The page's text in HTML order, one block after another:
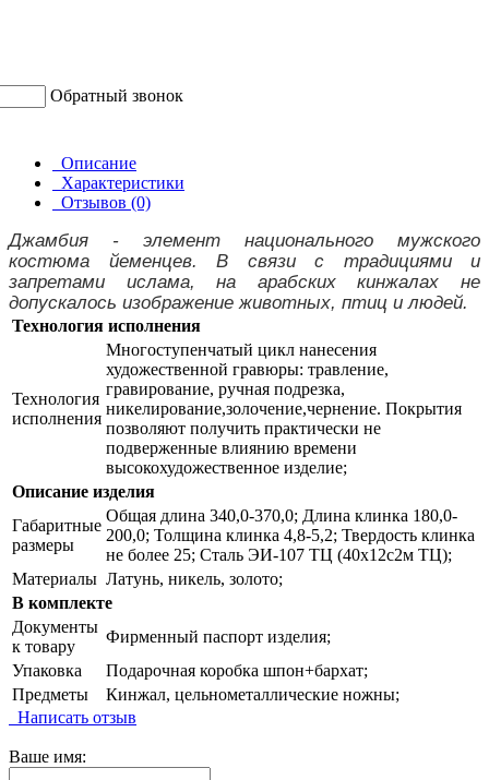
Обратный звонок
Описание
Характеристики
Отзывов (0)
Джамбия - элемент национального мужского
костюма йеменцев. В связи с традициями и
запретами ислама, на арабских кинжалах не
допускалось изображение животных, птиц и людей.
Технология исполнения
Технология
исполнения
Многоступенчатый цикл нанесения
художественной гравюры: травление,
гравирование, ручная подрезка,
никелирование,золочение,чернение. Покрытия
позволяют получить практически не
подверженные влиянию времени
высокохудожественное изделие;
Описание изделия
Габаритные
размеры
Общая длина 340,0-370,0; Длина клинка 180,0-
200,0; Толщина клинка 4,8-5,2; Твердость клинка
не более 25; Сталь ЭИ-107 ТЦ (40х12с2м ТЦ);
Материалы Латунь, никель, золото;
В комплекте
Документы
к товару
Фирменный паспорт изделия;
Упаковка
Подарочная коробка шпон+бархат;
Предметы
Кинжал, цельнометаллические ножны;
Написать отзыв
Ваше имя: